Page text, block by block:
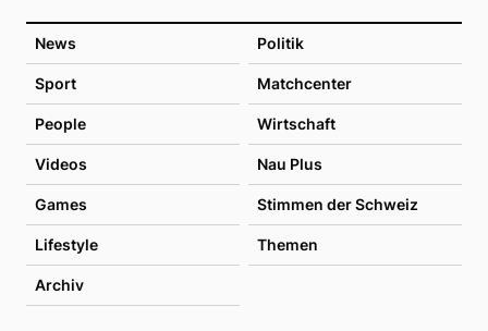
News Politik
Sport Matchcenter
People Wirtschaft
Videos Nau Plus
Games Stimmen der Schweiz
Lifestyle Themen
Archiv